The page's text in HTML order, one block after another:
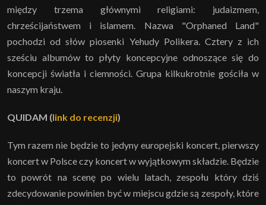
między trzema głównymi religiami: judaizmem,
chrześcijaństwem i islamem. Nazwa "Orphaned Land"
pochodzi od słów piosenki Yehudy Polikera. Cztery z ich
sześciu albumów to płyty koncepcyjne odnoszące się do
koncepcji światła i ciemności. Grupa kilkukrotnie gościła w
naszym kraju.
QUIDAM (link do recenzji)
Tym razem nie będzie to jedyny europejski koncert, pierwszy
koncert w Polsce czy koncert w wyjątkowym składzie. Będzie
to powrót na scenę po wielu latach, zespołu który dziś
zdecydowanie powinien być w miejscu gdzie są zespoły, które